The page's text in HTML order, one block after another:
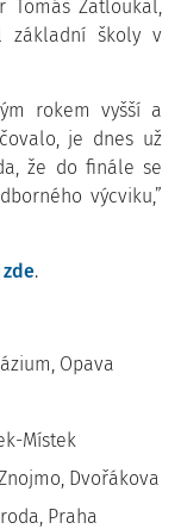
Tomáš Zatloukal,
základní školy v
rokem vyšší a
je dnes už
že do finále se
výcviku,”
zde.
Opava
Místek
Dvořákova
Praha